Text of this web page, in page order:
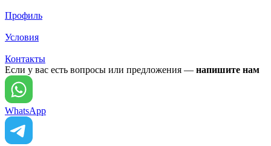
Профиль
Условия
Контакты
Если у вас есть вопросы или предложения — напишите нам
WhatsApp